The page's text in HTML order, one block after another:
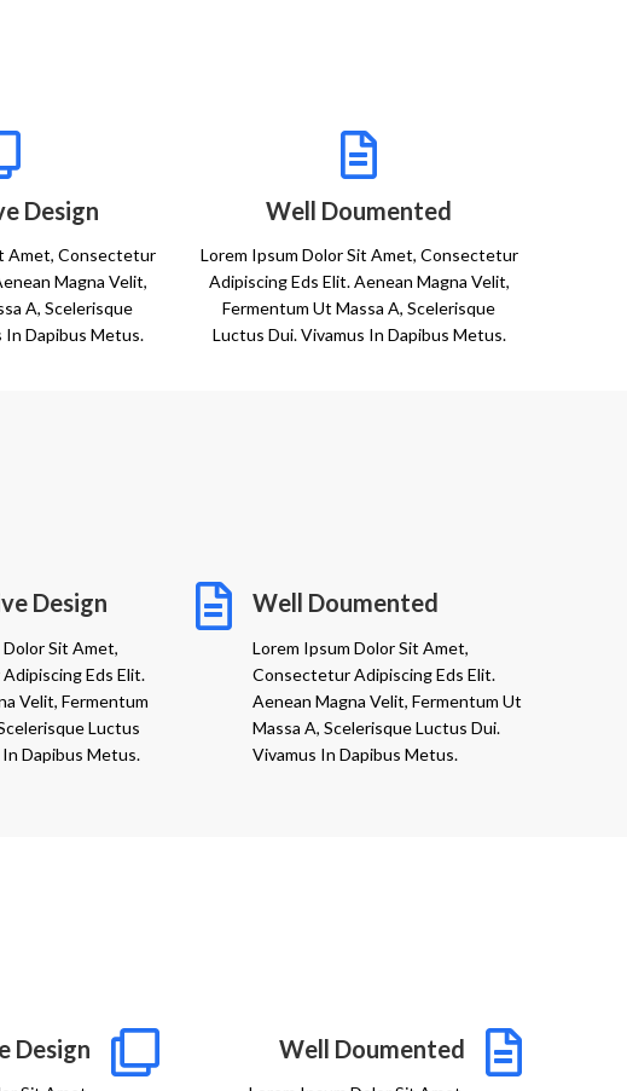
Design
Amet, Consectetur
Magna Velit,
A, Scelerisque
In Dapibus Metus.
Well Doumented
Lorem Ipsum Dolor Sit Amet, Consectetur
Adipiscing Eds Elit. Aenean Magna Velit,
Fermentum Ut Massa A, Scelerisque
Luctus Dui. Vivamus In Dapibus Metus.
Design
Sit Amet,
Eds Elit.
Velit, Fermentum
Luctus
Dapibus Metus.
Well Doumented
Lorem Ipsum Dolor Sit Amet,
Consectetur Adipiscing Eds Elit.
Aenean Magna Velit, Fermentum Ut
Massa A, Scelerisque Luctus Dui.
Vivamus In Dapibus Metus.
Design Well Doumented